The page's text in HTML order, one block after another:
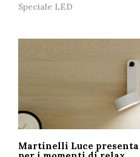
Speciale LED
Martinelli Luce